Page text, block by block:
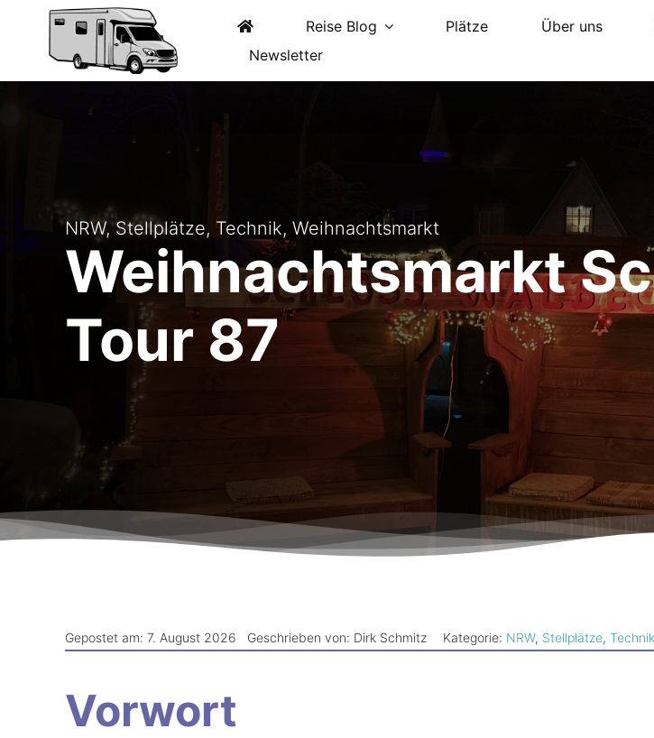
springen
Reise Blog Plätze Über uns
Newsletter
NRW,Stellplätze, Technik, Weihnachtsmarkt
Weihnachtsmarkt
Tour 87
Gepostet am: 7. August 2026 Geschrieben von: Dirk Schmitz Kategorie: NRW, Stellplätze, Technik
Vorwort